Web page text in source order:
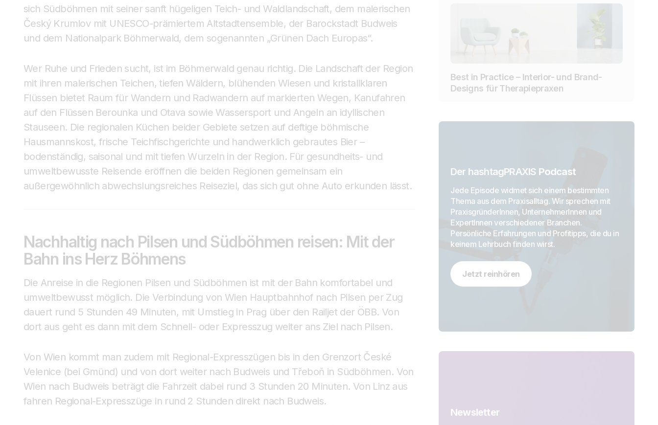
sich Südböhmen mit seiner sanft hügeligen Teich- und Waldlandschaft, dem malerischen
Český Krumlov mit UNESCO-prämiertem Altstadtensemble, der Barockstadt Budweis
und dem Nationalpark Böhmerwald, dem sogenannten „Grünen Dach Europas“.
Wer Ruhe und Frieden sucht, ist im Böhmerwald genau richtig. Die Landschaft der Region
mit ihren malerischen Teichen, tiefen Wäldern, blühenden Wiesen und kristallklaren
Flüssen bietet Raum für Wandern und Radwandern auf markierten Wegen, Kanufahren
auf den Flüssen Berounka und Otava sowie Wassersport und Angeln an idyllischen
Stauseen. Die regionalen Küchen beider Gebiete setzen auf deftige böhmische
Hausmannskost, frische Teichfischgerichte und handwerklich gebrautes Bier –
bodenständig, saisonal und mit tiefen Wurzeln in der Region. Für gesundheits- und
umweltbewusste Reisende eröffnen die beiden Regionen gemeinsam ein
außergewöhnlich abwechslungsreiches Reiseziel, das sich gut ohne Auto erkunden lässt.
Nachhaltig nach Pilsen und Südböhmen reisen: Mit der
Bahn ins Herz Böhmens
Die Anreise in die Regionen Pilsen und Südböhmen ist mit der Bahn komfortabel und
umweltbewusst möglich. Die Verbindung von Wien Hauptbahnhof nach Pilsen per Zug
dauert rund 5 Stunden 49 Minuten, mit Umstieg in Prag über den Railjet der ÖBB. Von
dort aus geht es dann mit dem Schnell- oder Expresszug weiter ans Ziel nach Pilsen.
Von Wien kommt man zudem mit Regional-Expresszügen bis in den Grenzort České
Velenice (bei Gmünd) und von dort weiter nach Budweis und Třeboň in Südböhmen. Von
Wien nach Budweis beträgt die Fahrzeit dabei rund 3 Stunden 20 Minuten. Von Linz aus
fahren Regional-Expresszüge in rund 2 Stunden direkt nach Budweis.
Best in Practice – Interior- und Brand-
Designs für Therapiepraxen
Der hashtagPRAXIS Podcast
Jede Episode widmet sich einem bestimmten
Thema aus dem Praxisalltag. Wir sprechen mit
PraxisgründerInnen, UnternehmerInnen und
ExpertInnen verschiedener Branchen.
Persönliche Erfahrungen und Profitipps, die du in
keinem Lehrbuch finden wirst.
Jetzt reinhören
Newsletter